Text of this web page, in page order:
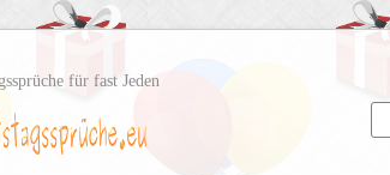
für fast Jeden